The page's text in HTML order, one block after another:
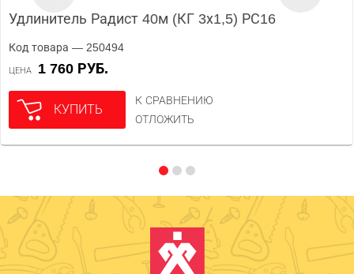
Удлинитель Радист 40м (КГ 3х1,5) РС16
Код товара — 250494
ЦЕНА 1 760 РУБ.
КУПИТЬ
К СРАВНЕНИЮ
ОТЛОЖИТЬ